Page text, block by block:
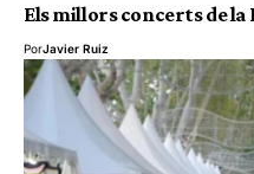
Els millors concerts de la
PorJavier Ruiz